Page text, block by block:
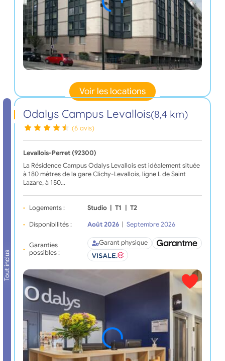
Voir les locations
Tout inclus
Odalys Campus Levallois(8,4 km)
(6 avis)
Levallois-Perret (92300)
La Résidence Campus Odalys Levallois est idéalement située
à 180 mètres de la gare Clichy-Levallois, ligne L de Saint
Lazare, à 150…
Logements : Studio T1 T2
Disponibilités : Août 2026 Septembre 2026
Garanties
possibles :
Garant physique